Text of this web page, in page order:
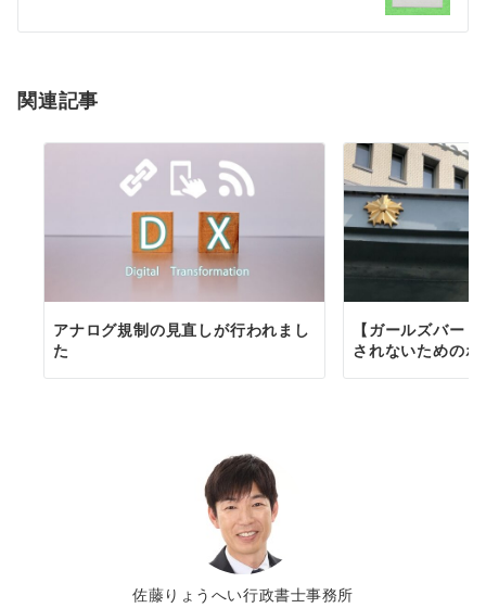
シ
ン
関連記事
アナログ規制の見直しが行われまし
た
【ガールズバー
されないためのポ
佐藤りょうへい行政書士事務所